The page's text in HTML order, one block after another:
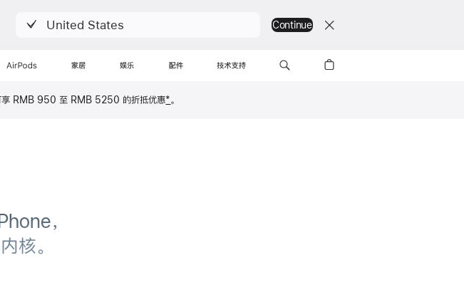
United States Continue
AirPods 家居 娱乐 配件 技术支持
享 RMB 950 至 RMB 5250 的折抵优惠*。
Air
，
核。